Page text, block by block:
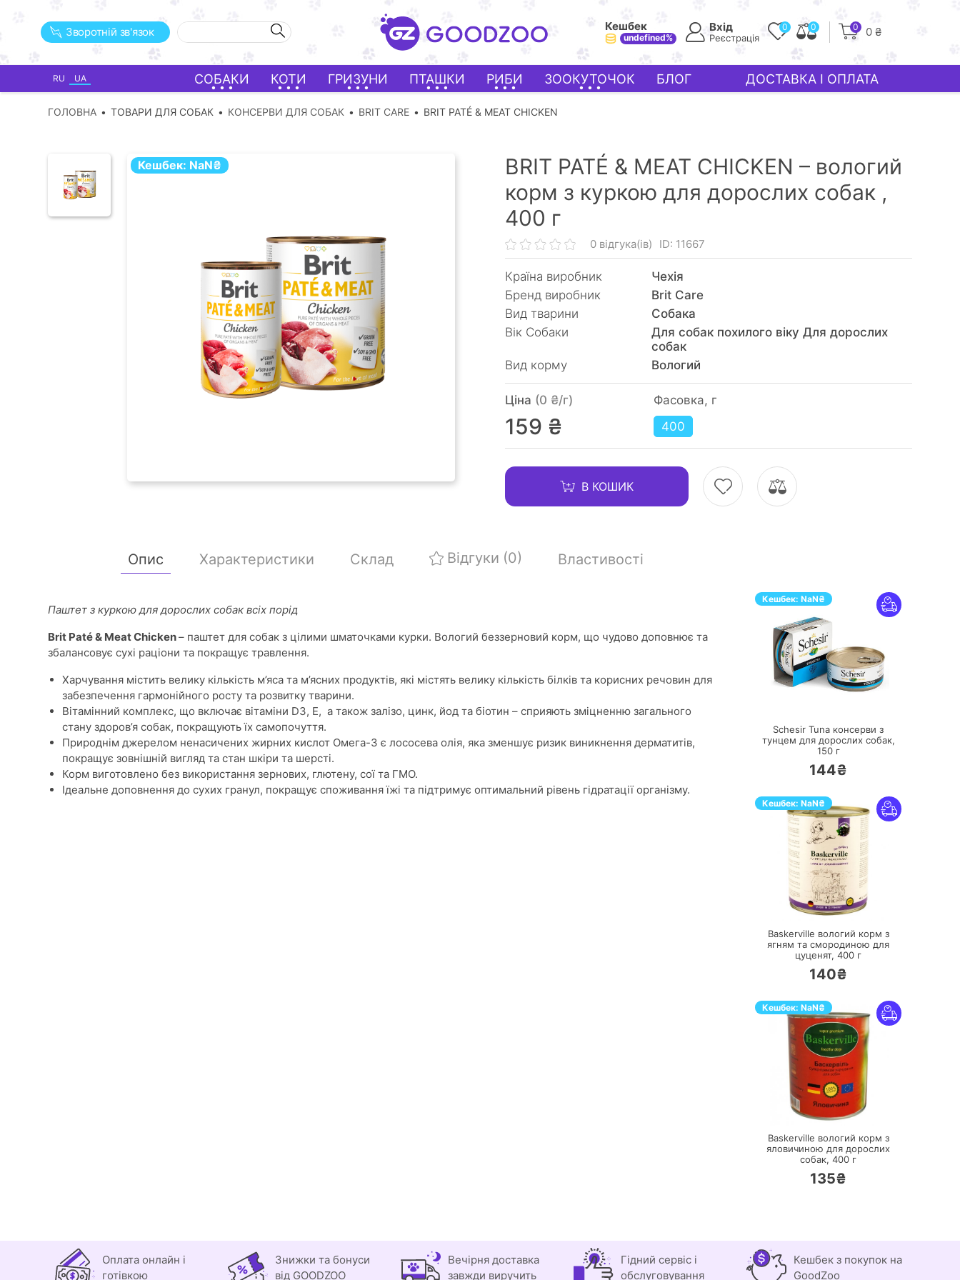
Зворотній зв'язок Кешбек
undefined%
Вхід
Реєстрація
0 0 0 0 ₴
RU UA СОБАКИ КОТИ ГРИЗУНИ ПТАШКИ РИБИ ЗООКУТОЧОК БЛОГ ДОСТАВКА І ОПЛАТА
ГОЛОВНА ТОВАРИ ДЛЯ СОБАК КОНСЕРВИ ДЛЯ СОБАК BRIT CARE BRIT PATÉ & MEAT CHICKEN
Кешбек: NaN₴
BRIT PATÉ & MEAT CHICKEN – вологий
корм з куркою для дорослих собак ,
400 г
0 відгука(ів) ID: 11667
Країна виробник
Чехія
Бренд виробник
Brit Care
Вид тварини
Собака
Вік Собаки
Для собак похилого віку Для дорослих
собак
Вид корму
Вологий
Ціна (0 ₴/г)
159 ₴
Фасовка, г
400
В КОШИК
Опис Характеристики Склад Відгуки (0) Властивості
Паштет з куркою для дорослих собак всіх порід
Brit Paté & Meat Chicken– паштет для собак з цілими шматочками курки. Вологий беззерновий корм, що чудово доповнює та
збалансовує сухі раціони та покращує травлення.
Харчування містить велику кількість м’яса та м’ясних продуктів, які містять велику кількість білків та корисних речовин для
забезпечення гармонійного росту та розвитку тварини.
Вітамінний комплекс, що включає вітаміни D3, Е, а також залізо, цинк, йод та біотин – сприяють зміцненню загального
стану здоров’я собак, покращують їх самопочуття.
Природнім джерелом ненасичених жирних кислот Омега-3 є лососева олія, яка зменшує ризик виникнення дерматитів,
покращує зовнішній вигляд та стан шкіри та шерсті.
Корм виготовлено без використання зернових, глютену, сої та ГМО.
Ідеальне доповнення до сухих гранул, покращує споживання їжі та підтримує оптимальний рівень гідратації організму.
Кешбек: NaN₴
Schesir Tuna консерви з
тунцем для дорослих собак,
150 г
144₴
Кешбек: NaN₴
ПЕРЕЙТИ
Baskerville вологий корм з
ягням та смородиною для
цуценят, 400 г
140₴
Кешбек: NaN₴
ПЕРЕЙТИ
Baskerville вологий корм з
яловичиною для дорослих
собак, 400 г
135₴
Оплата онлайн і
готівкою
Знижки та бонуси
від GOODZOO
Вечірня доставка
завжди виручить
Гідний сервіс і
обслуговування
Кешбек з покупок на
GoodZoo